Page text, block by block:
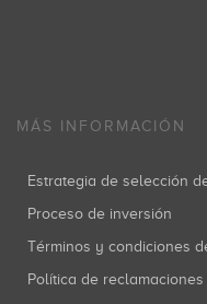
MÁS INFORMACIÓN
Estrategia de selección
Proceso de inversión
Términos y condiciones
Política de reclamaciones